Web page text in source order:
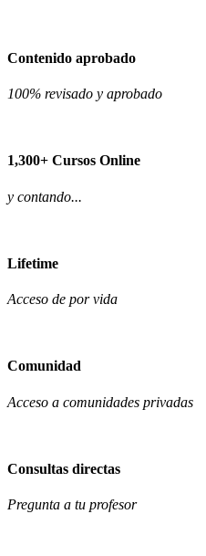
Contenido aprobado
100% revisado y aprobado
1,300+ Cursos Online
y contando...
Lifetime
Acceso de por vida
Comunidad
Acceso a comunidades privadas
Consultas directas
Pregunta a tu profesor